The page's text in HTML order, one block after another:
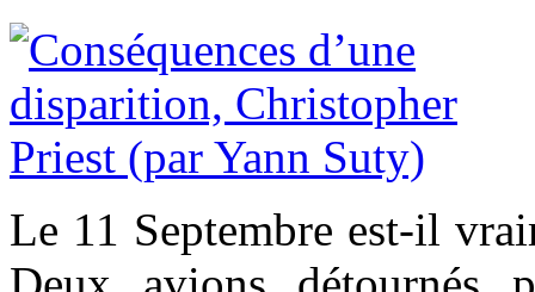
Le 11 Septembre est-il